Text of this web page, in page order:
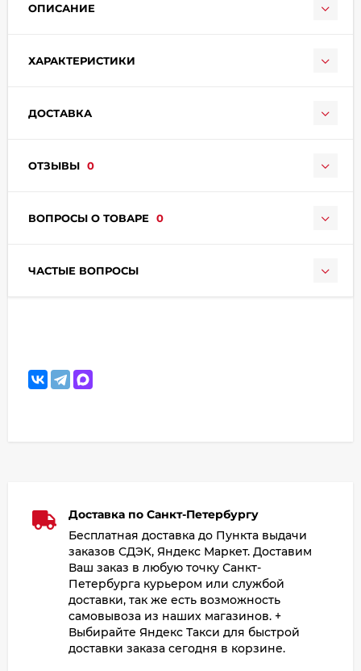
ОПИСАНИЕ
ХАРАКТЕРИСТИКИ
ДОСТАВКА
ОТЗЫВЫ 0
ВОПРОСЫ О ТОВАРЕ 0
ЧАСТЫЕ ВОПРОСЫ
Доставка по Санкт-Петербургу
Бесплатная доставка до Пункта выдачи
заказов СДЭК, Яндекс Маркет. Доставим
Ваш заказ в любую точку Санкт-
Петербурга курьером или службой
доставки, так же есть возможность
самовывоза из наших магазинов. +
Выбирайте Яндекс Такси для быстрой
доставки заказа сегодня в корзине.